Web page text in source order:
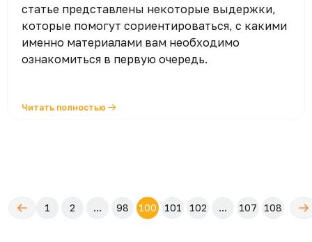
статье представлены некоторые выдержки,
которые помогут сориентироваться, с какими
именно материалами вам необходимо
ознакомиться в первую очередь.
Читать полностью
1 2 ... 98 100 101 102 ... 107 108